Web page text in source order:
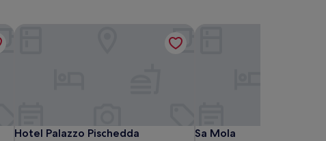
Hotel Palazzo Pischedda
Hotel Palazzo Pischedda
Sa Mola
Sa Mola